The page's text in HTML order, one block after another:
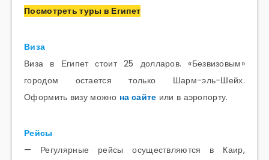
Посмотреть туры в Египет
Виза
Виза в Египет стоит 25 долларов. «Безвизовым»
городом остается только Шарм-эль-Шейх.
Оформить визу можно на сайте или в аэропорту.
Рейсы
— Регулярные рейсы осуществляются в Каир,